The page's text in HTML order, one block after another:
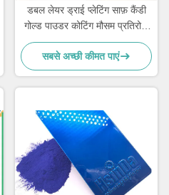
डबल लेयर ड्राई प्लेटिंग साफ़ कैंडी
गोल्ड पाउडर कोटिंग मौसम प्रतिरोधी
उच्च पारदर्शिता
सबसे अच्छी कीमत पाएं